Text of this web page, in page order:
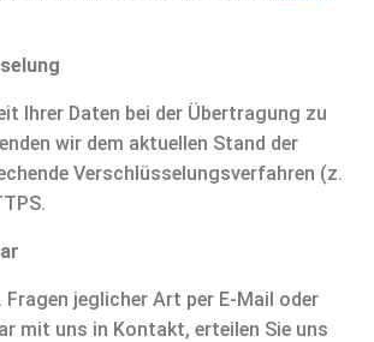
Ihrer Daten bei der Übertragung zu
wir dem aktuellen Stand der
Verschlüsselungsverfahren (z.
Fragen jeglicher Art per E-Mail oder
mit uns in Kontakt, erteilen Sie uns